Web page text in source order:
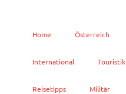
Home Österreich
International Touristik
Reisetipps Militär